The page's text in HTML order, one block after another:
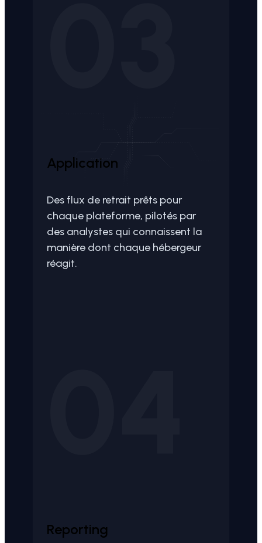
Application
Des flux de retrait prêts pour
chaque plateforme, pilotés par
des analystes qui connaissent la
manière dont chaque hébergeur
réagit.
Reporting